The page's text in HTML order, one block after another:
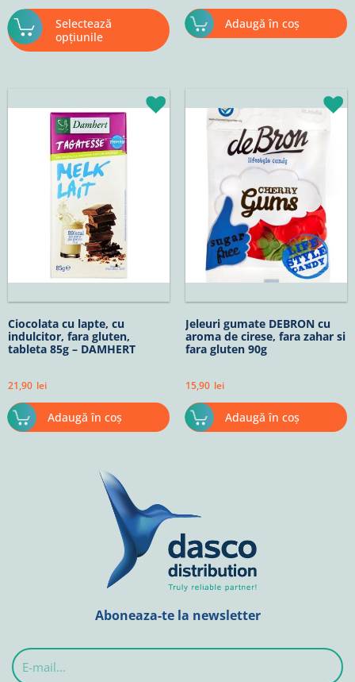
Selectează
opțiunile
Adaugă în coș
Ciocolata cu lapte, cu
indulcitor, fara gluten,
tableta 85g – DAMHERT
21,90 lei
Adaugă în coș
Jeleuri gumate DEBRON cu
aroma de cirese, fara zahar si
fara gluten 90g
15,90 lei
Adaugă în coș
Aboneaza-te la newsletter
E-
mail...